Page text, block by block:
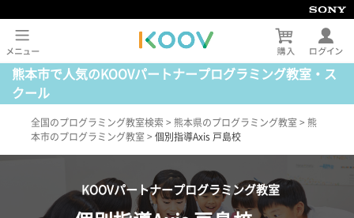
熊本市で人気のKOOVパートナープログラミング教室・ス
クール
全国のプログラミング教室検索 > 熊本県のプログラミング教室 > 熊
本市のプログラミング教室 > 個別指導Axis 戸島校
KOOVパートナープログラミング教室